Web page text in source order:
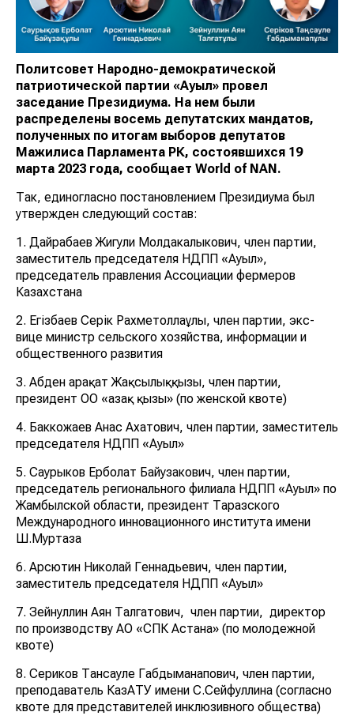
Политсовет Народно-демократической
патриотической партии «Ауыл» провел
заседание Президиума. На нем были
распределены восемь депутатских мандатов,
полученных по итогам выборов депутатов
Мажилиса Парламента РК, состоявшихся 19
марта 2023 года, сообщает World of NAN .
Так, единогласно постановлением Президиума был
утвержден следующий состав:
1. Дайрабаев Жигули Молдакалыкович, член партии,
заместитель председателя НДПП «Ауыл»,
председатель правления Ассоциации фермеров
Казахстана
2. Егізбаев Серік Рахметоллаұлы, член партии, экс-
вице министр сельского хозяйства, информации и
общественного развития
3. Абден Қарақат Жақсылыққызы, член партии,
президент ОО «Қазақ қызы» (по женской квоте)
4. Баккожаев Анас Ахатович, член партии, заместитель
председателя НДПП «Ауыл»
5. Саурыков Ерболат Байузакович, член партии,
председатель регионального филиала НДПП «Ауыл» по
Жамбылской области, президент Таразского
Международного инновационного института имени
Ш.Муртаза
6. Арсютин Николай Геннадьевич, член партии,
заместитель председателя НДПП «Ауыл»
7. Зейнуллин Аян Талгатович, член партии, директор
по производству АО «СПК Астана» (по молодежной
квоте)
8. Сериков Тансауле Габдыманапович, член партии,
преподаватель КазАТУ имени С.Сейфуллина (согласно
квоте для представителей инклюзивного общества)